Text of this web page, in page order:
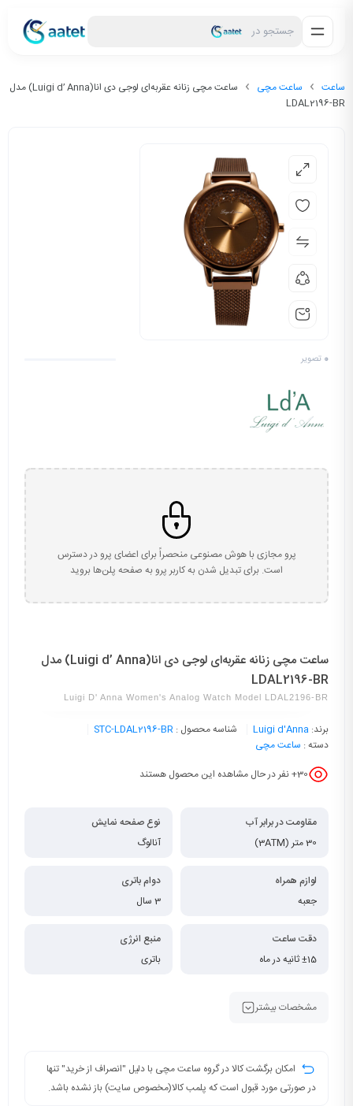
جستجو در
ساعت ساعت مچی
ساعت مچی زنانه عقربه‌ای لوجی دی انا(Luigi d’ Anna) مدل
LDAL2196-BR
0 تصویر
پرو مجازی با هوش مصنوعی منحصراً برای اعضای پرو در دسترس
است. برای تبدیل شدن به کاربر پرو به صفحه پلن‌ها بروید
ساعت مچی زنانه عقربه‌ای لوجی دی انا(Luigi d’ Anna) مدل
LDAL2196-BR
Luigi D' Anna Women's Analog Watch Model LDAL2196-BR
برند: Luigi d'Anna شناسه محصول : STC-LDAL2196-BR
دسته : ساعت مچی
30+ نفر در حال مشاهده این محصول هستند
مقاومت در برابر آب
30 متر (3ATM)
نوع صفحه نمایش
آنالوگ
لوازم همراه
جعبه
دوام باتری
3 سال
دقت ساعت
±15 ثانیه در ماه
منبع انرژی
باتری
مشخصات بیشتر
امکان برگشت کالا در گروه ساعت مچی با دلیل "انصراف از خرید" تنها
در صورتی مورد قبول است که پلمب کالا(مخصوص سایت) باز نشده باشد.